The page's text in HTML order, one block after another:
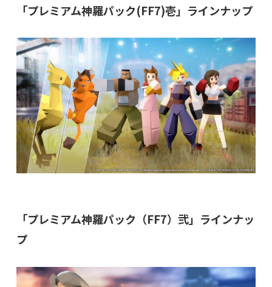
「プレミアム神羅パック(FF7)壱」ラインナップ
「プレミアム神羅パック（FF7）弐」ラインナッ
プ